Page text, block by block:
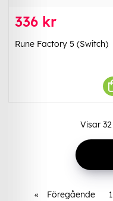
336 kr
Rune Factory 5 (Switch)
Visar 32
« Föregående 1